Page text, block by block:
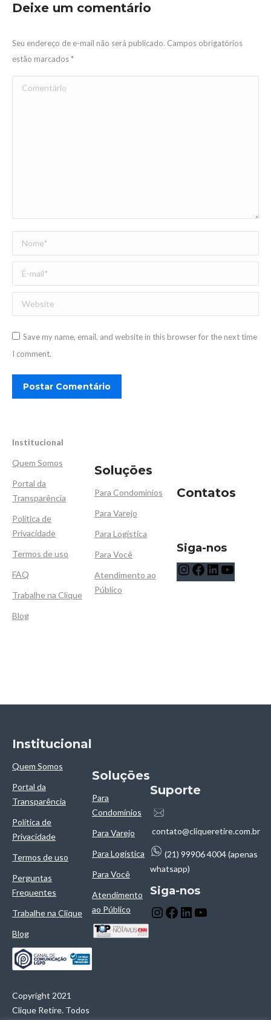
Deixe um comentário
Seu endereço de e-mail não será publicado. Campos obrigatórios
estão marcados*
Comentário
Nome *
E-mail *
Website
Save my name, email, and website in this browser for the next time
I comment.
Postar Comentário
Institucional
Quem Somos
Portal da
Transparência
Política de
Privacidade
Termos de uso
FAQ
Trabalhe na Clique
Blog
Soluçōes
Para Condomínios
Para Varejo
Para Logística
Para Você
Atendimento ao
Público
Contatos
Siga-nos
Institucional
Quem Somos
Portal da
Transparência
Política de
Privacidade
Termos de uso
Perguntas
Frequentes
Trabalhe na Clique
Blog
Soluçōes
Para
Condomínios
Para Varejo
Para Logística
Para Você
Atendimento
ao Público
Suporte
contato@cliqueretire.com.br
(21) 99906 4004 (apenas
whatsapp)
Siga-nos
Copyright 2021
Clique Retire. Todos